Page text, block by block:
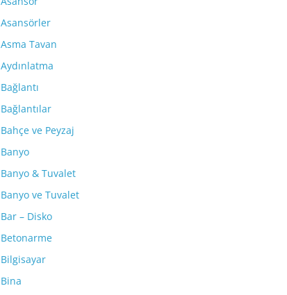
Asansörler
Asma Tavan
Aydınlatma
Bağlantı
Bağlantılar
Bahçe ve Peyzaj
Banyo
Banyo & Tuvalet
Banyo ve Tuvalet
Bar – Disko
Betonarme
Bilgisayar
Bina